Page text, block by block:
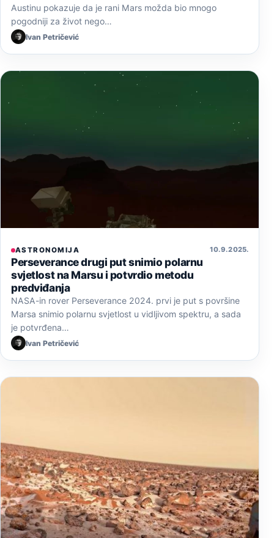
Austinu pokazuje da je rani Mars možda bio mnogo
pogodniji za život nego…
Ivan Petričević
ASTRONOMIJA 10. 9. 2025.
Perseverance drugi put snimio polarnu
svjetlost na Marsu i potvrdio metodu
predviđanja
NASA-in rover Perseverance 2024. prvi je put s površine
Marsa snimio polarnu svjetlost u vidljivom spektru, a sada
je potvrđena…
Ivan Petričević